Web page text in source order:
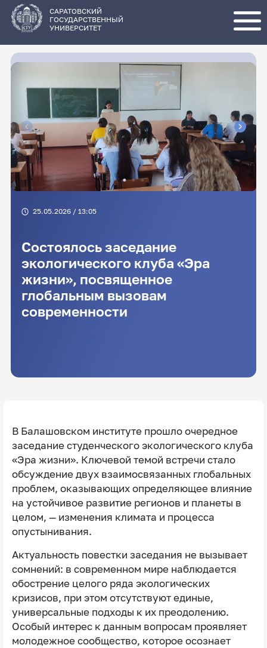
основному
содержанию
САРАТОВСКИЙ
ГОСУДАРСТВЕННЫЙ
УНИВЕРСИТЕТ
25.05.2026 / 13:05
Состоялось заседание
экологического клуба «Эра
жизни», посвященное
глобальным вызовам
современности
В Балашовском институте прошло очередное
заседание студенческого экологического клуба
«Эра жизни». Ключевой темой встречи стало
обсуждение двух взаимосвязанных глобальных
проблем, оказывающих определяющее влияние
на устойчивое развитие регионов и планеты в
целом, — изменения климата и процесса
опустынивания.
Актуальность повестки заседания не вызывает
сомнений: в современном мире наблюдается
обострение целого ряда экологических
кризисов, при этом отсутствуют единые,
универсальные подходы к их преодолению.
Особый интерес к данным вопросам проявляет
молодежное сообщество, которое осознает